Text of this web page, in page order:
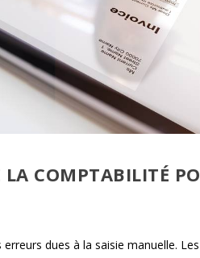
COMPTABILITÉ
dues à la saisie manuelle.